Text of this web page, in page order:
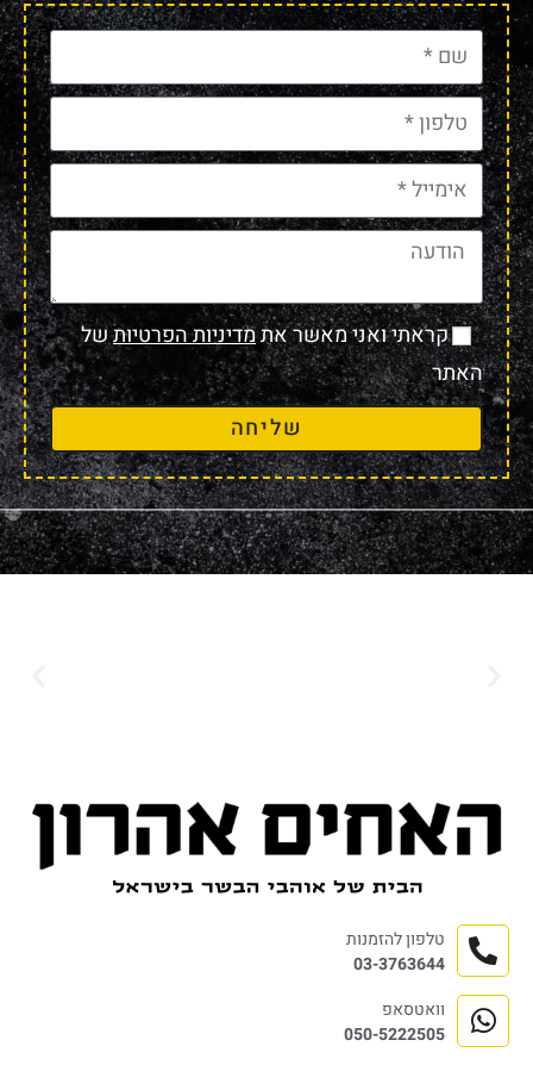
קראתי ואני מאשר אתמדיניות הפרטיותשל
האתר
שליחה
טלפון להזמנות
03-3763644
וואטסאפ
050-5222505